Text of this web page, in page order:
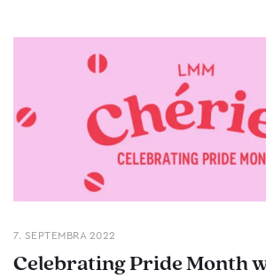
7. SEPTEMBRA 2022
Celebrating Pride Month